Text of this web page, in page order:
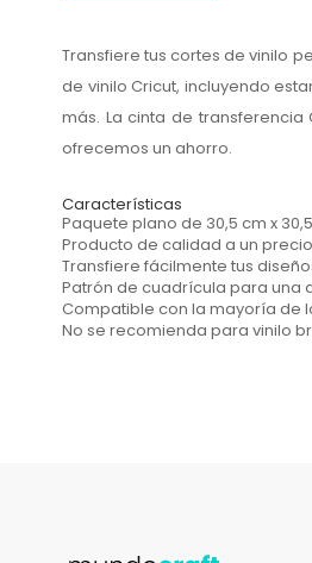
Transfiere tus cortes de vinilo
de vinilo Cricut, incluyendo
más. La cinta de
ofrecemos un ahorro.
Características
Paquete plano de 30,5 cm x
Producto de calidad a un
Transfiere fácilmente tus
Patrón de cuadrícula para una
Compatible con la mayoría de
No se recomienda para vinilo